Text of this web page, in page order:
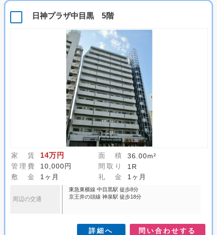
日神プラザ中目黒 5階
家 賃 14万円 面 積
36.00m²
管理費
10,000円 間取り
1R
敷 金
1ヶ月 礼 金 1ヶ月
周辺の交通
東急東横線 中目黒駅 徒歩8分
京王井の頭線 神泉駅 徒歩18分
詳細へ 問い合わせする